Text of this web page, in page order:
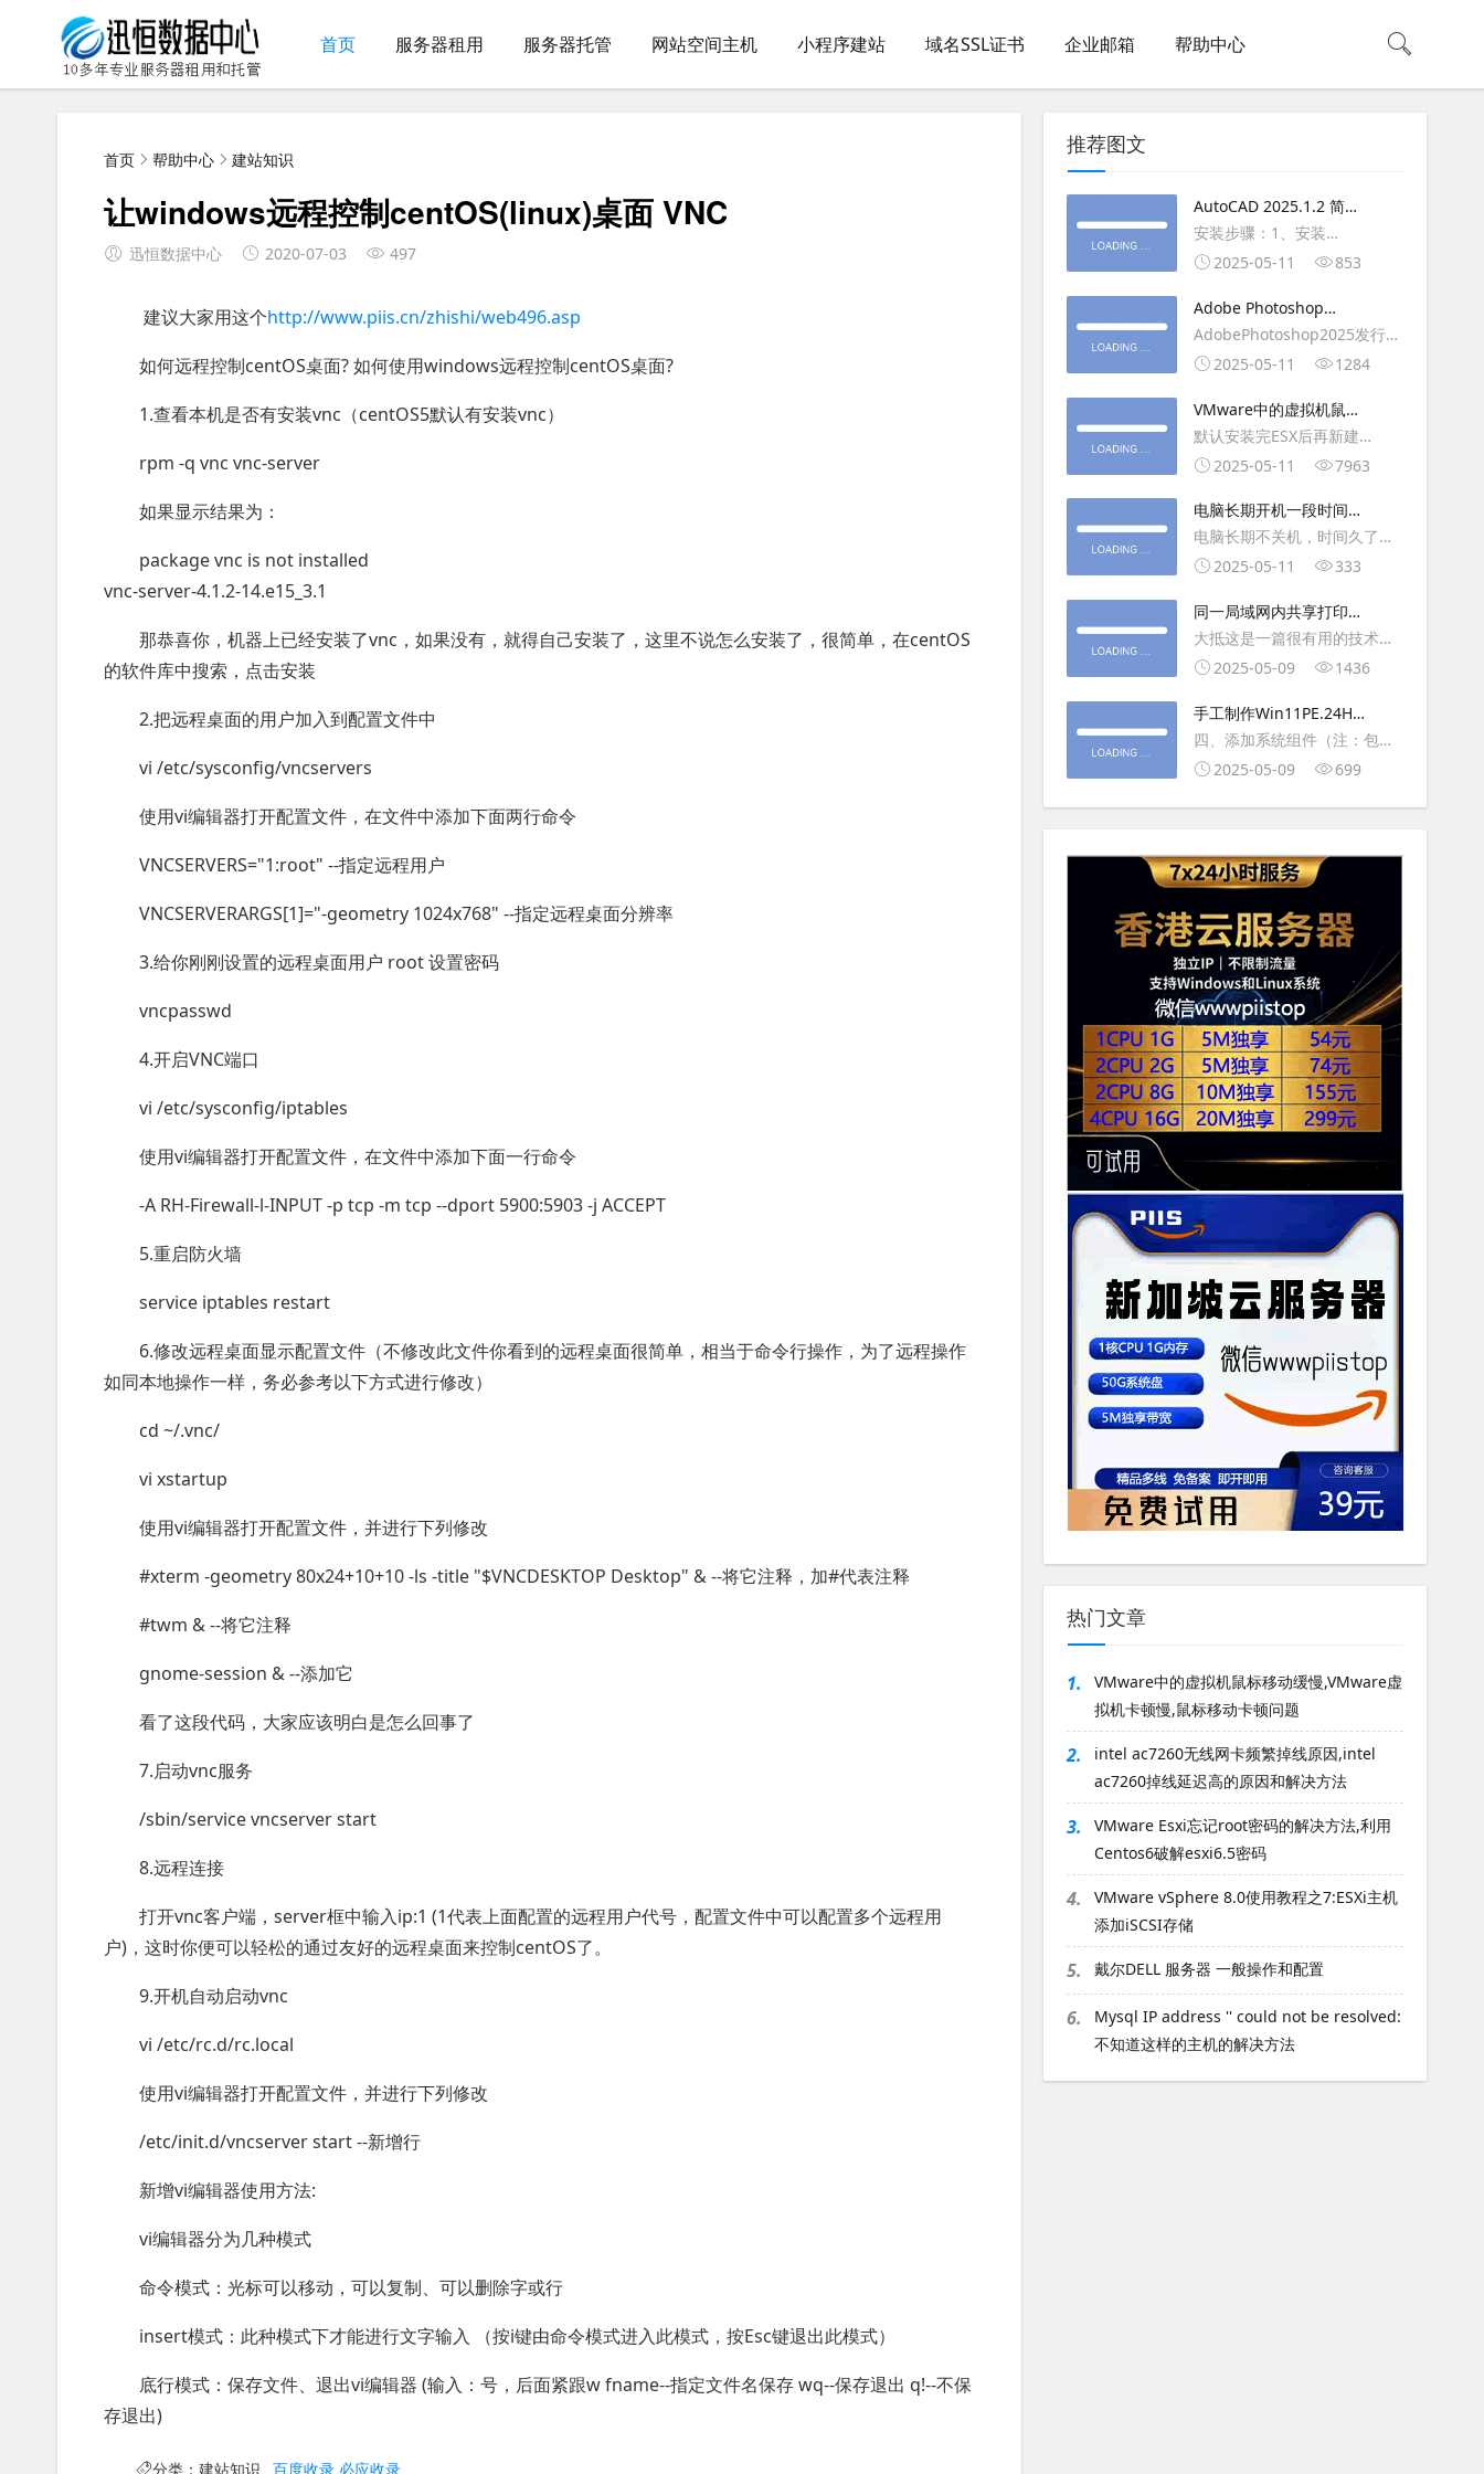
首页 服务器租用 服务器托管 网站空间主机 小程序建站 域名SSL证书 企业邮箱 帮助中心
首页 帮助中心 建站知识
让windows远程控制centOS(linux)桌面 VNC
迅恒数据中心 2020-07-03 497
建议大家用这个http://www.piis.cn/zhishi/web496.asp
如何远程控制centOS桌面? 如何使用windows远程控制centOS桌面?
1.查看本机是否有安装vnc（centOS5默认有安装vnc）
rpm -q vnc vnc-server
如果显示结果为：
package vnc is not installed
vnc-server-4.1.2-14.e15_3.1
那恭喜你，机器上已经安装了vnc，如果没有，就得自己安装了，这里不说怎么安装了，很简单，在centOS
的软件库中搜索，点击安装
2.把远程桌面的用户加入到配置文件中
vi /etc/sysconfig/vncservers
使用vi编辑器打开配置文件，在文件中添加下面两行命令
VNCSERVERS="1:root" --指定远程用户
VNCSERVERARGS[1]="-geometry 1024x768" --指定远程桌面分辨率
3.给你刚刚设置的远程桌面用户 root 设置密码
vncpasswd
4.开启VNC端口
vi /etc/sysconfig/iptables
使用vi编辑器打开配置文件，在文件中添加下面一行命令
-A RH-Firewall-l-INPUT -p tcp -m tcp --dport 5900:5903 -j ACCEPT
5.重启防火墙
service iptables restart
6.修改远程桌面显示配置文件（不修改此文件你看到的远程桌面很简单，相当于命令行操作，为了远程操作
如同本地操作一样，务必参考以下方式进行修改）
cd ~/.vnc/
vi xstartup
使用vi编辑器打开配置文件，并进行下列修改
#xterm -geometry 80x24+10+10 -ls -title "$VNCDESKTOP Desktop" & --将它注释，加#代表注释
#twm & --将它注释
gnome-session & --添加它
看了这段代码，大家应该明白是怎么回事了
7.启动vnc服务
/sbin/service vncserver start
8.远程连接
打开vnc客户端，server框中输入ip:1 (1代表上面配置的远程用户代号，配置文件中可以配置多个远程用
户)，这时你便可以轻松的通过友好的远程桌面来控制centOS了。
9.开机自动启动vnc
vi /etc/rc.d/rc.local
使用vi编辑器打开配置文件，并进行下列修改
/etc/init.d/vncserver start --新增行
新增vi编辑器使用方法:
vi编辑器分为几种模式
命令模式：光标可以移动，可以复制、可以删除字或行
insert模式：此种模式下才能进行文字输入 （按i键由命令模式进入此模式，按Esc键退出此模式）
底行模式：保存文件、退出vi编辑器 (输入：号，后面紧跟w fname--指定文件名保存 wq--保存退出 q!--不保
存退出)
分类： 建站知识 百度收录 必应收录
推荐图文
AutoCAD 2025.1.2 简体
中文版（64位）破解版下
载
安装步骤：1、安装
AutoCAD_2025.1.2_Update3、
复制Crack里面的文件到
AutoCAD安装目录里，覆盖同
名文件4、完最低
2025-05-11 853
Adobe Photoshop
2025（v26.6.1）多语言
破解版下载
AdobePhotoshop2025发行
年：2025版本：26.6.1.7开发
平台：WindowsX64界面语
言：英语/匈牙利/匈牙利/越南/
荷兰/印尼/西班牙/西班牙语/意
大利
2025-05-11 1284
VMware中的虚拟机鼠标
移动缓慢,VMware虚拟机
卡顿慢,鼠标移动卡顿问题
默认安装完ESX后再新建
WINDOWS虚拟主机，如
操作虚拟主机，鼠标会非常
钝，这是因为虚拟机没有鼠标
驱动，通过安装vmwaretool后
就可以解决此问
2025-05-11 7963
电脑长期开机一段时间就
卡顿怎么处理
电脑长期不关机，时间久了就
会一直卡，CPU和内存都没占
久，打开任务管理器5秒钟。一
般重启下电脑就可以了或重启
下资源管理器(explorer.exe进
程).
2025-05-11 333
同一局域网内共享打印机
的连接及相关问题解决方
法
大抵这是一篇很有用的技术教
程文章吧！涉及的内容普遍而
不自觉地点赞收藏吧~包含内容
有：共享前的准备工作在设置
打印机共享之前，你得先确保
两台电脑
2025-05-09 1436
手工制作Win11PE.24H2
LTSC2024详细教程2
四、添加系统组件（注：包含
DWM、BitLocker解锁、MMC
第5卷提取以下文件到BOOT文
件夹：;DWM桌面窗口管理器
2025-05-09 699
热门文章
1.
VMware中的虚拟机鼠标移动缓慢,VMware虚
拟机卡顿慢,鼠标移动卡顿问题
2.
intel ac7260无线网卡频繁掉线原因,intel
ac7260掉线延迟高的原因和解决方法
3.
VMware Esxi忘记root密码的解决方法,利用
Centos6破解esxi6.5密码
4.
VMware vSphere 8.0使用教程之7:ESXi主机
添加iSCSI存储
5. 戴尔DELL 服务器 一般操作和配置
6.
Mysql IP address '' could not be resolved:
不知道这样的主机的解决方法